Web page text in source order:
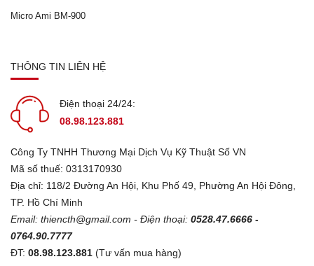
Micro Ami BM-900
THÔNG TIN LIÊN HỆ
Điện thoại 24/24:
08.98.123.881
Công Ty TNHH Thương Mại Dịch Vụ Kỹ Thuật Số VN
Mã số thuế: 0313170930
Địa chỉ: 118/2 Đường An Hội, Khu Phố 49, Phường An Hội Đông,
TP. Hồ Chí Minh
Email: thiencth@gmail.com - Điện thoại: 0528.47.6666 -
0764.90.7777
ĐT: 08.98.123.881 (Tư vấn mua hàng)